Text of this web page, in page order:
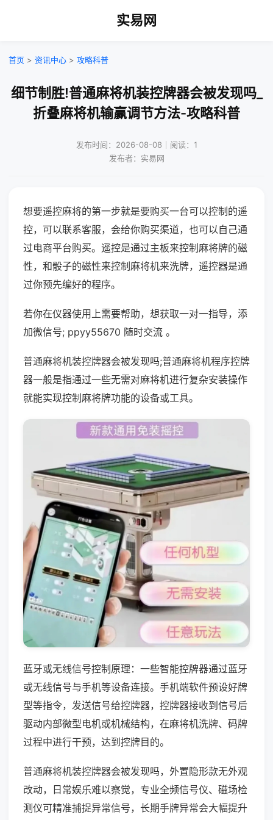
实易网
首页 > 资讯中心 > 攻略科普
细节制胜!普通麻将机装控牌器会被发现吗_
折叠麻将机输赢调节方法-攻略科普
发布时间：2026-08-08｜阅读：1
发布者：实易网
想要遥控麻将的第一步就是要购买一台可以控制的遥
控，可以联系客服，会给你购买渠道，也可以自己通
过电商平台购买。遥控是通过主板来控制麻将牌的磁
性，和骰子的磁性来控制麻将机来洗牌，遥控器是通
过你预先编好的程序。
若你在仪器使用上需要帮助，想获取一对一指导，添
加微信号; ppyy55670 随时交流 。
普通麻将机装控牌器会被发现吗;普通麻将机程序控牌
器一般是指通过一些无需对麻将机进行复杂安装操作
就能实现控制麻将牌功能的设备或工具。
蓝牙或无线信号控制原理：一些智能控牌器通过蓝牙
或无线信号与手机等设备连接。手机端软件预设好牌
型等指令，发送信号给控牌器，控牌器接收到信号后
驱动内部微型电机或机械结构，在麻将机洗牌、码牌
过程中进行干预，达到控牌目的。
普通麻将机装控牌器会被发现吗，外置隐形款无外观
改动，日常娱乐难以察觉，专业全频信号仪、磁场检
测仪可精准捕捉异常信号，长期手牌异常会大幅提升